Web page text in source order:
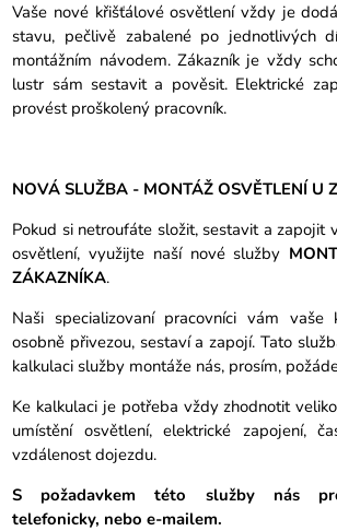
Vaše nové křišťálové osvětlení vždy je
stavu, pečlivě zabalené po jednotlivých
montážním návodem. Zákazník je vždy
lustr sám sestavit a pověsit. Elektrické
provést proškolený pracovník.
NOVÁ SLUŽBA - MONTÁŽ OSVĚTLENÍ U
Pokud si netroufáte složit, sestavit a zapojit
osvětlení, využijte naší nové služby
ZÁKAZNÍKA.
Naši specializovaní pracovníci vám vaše
osobně přivezou, sestaví a zapojí. Tato
kalkulaci služby montáže nás, prosím,
Ke kalkulaci je potřeba vždy zhodnotit
umístění osvětlení, elektrické zapojení,
vzdálenost dojezdu.
S požadavkem této služby nás
telefonicky, nebo e-mailem.